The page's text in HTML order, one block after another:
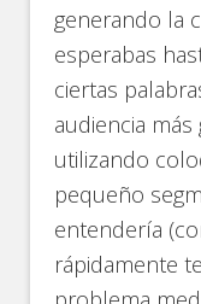
generando la
esperabas
ciertas
audiencia
utilizando
pequeño
entendería
rápidamente